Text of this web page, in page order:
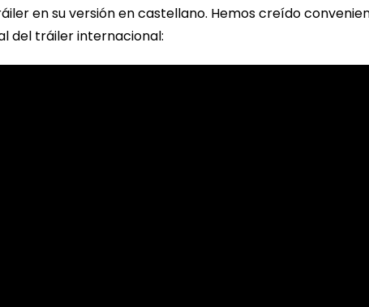
en su versión en castellano. Hemos creído
del tráiler internacional: